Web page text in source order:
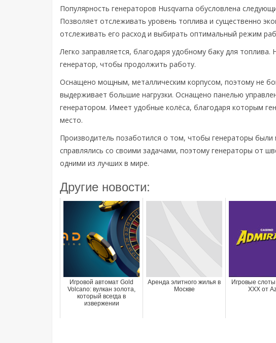
Популярность генераторов Husqvarna обусловлена
Позволяет отслеживать уровень топлива и существенно
отслеживать его расход и выбирать оптимальный режим
Легко заправляется, благодаря удобному баку для
генератор, чтобы продолжить работу.
Оснащено мощным, металлическим корпусом, поэтому не
выдерживает большие нагрузки. Оснащено панелью
генератором. Имеет удобные колёса, благодаря которым
место.
Производитель позаботился о том, чтобы генераторы были
справлялись со своими задачами, поэтому генераторы от
одними из лучших в мире.
Другие новости:
Игровой автомат Gold
Volcano: вулкан золота,
который всегда в
извержении
Аренда элитного жилья в
Москве
Игровые
XXX от